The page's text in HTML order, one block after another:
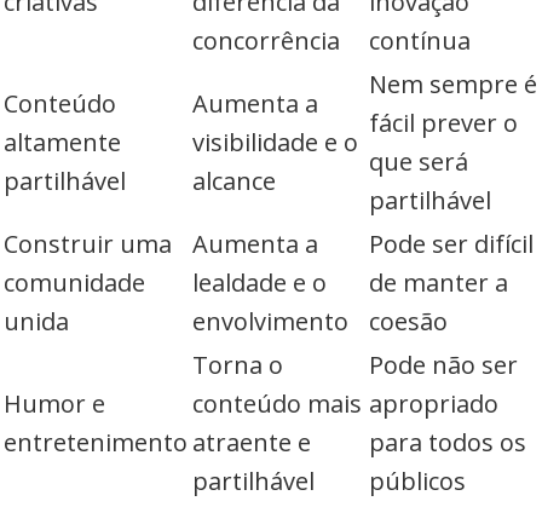
concorrência
contínua
Conteúdo
altamente
partilhável
Aumenta a
visibilidade e o
alcance
Nem sempre é
fácil prever o
que será
partilhável
Construir uma
comunidade
unida
Aumenta a
lealdade e o
envolvimento
Pode ser difícil
de manter a
coesão
Humor e
entretenimento
Torna o
conteúdo mais
atraente e
partilhável
Pode não ser
apropriado
para todos os
públicos